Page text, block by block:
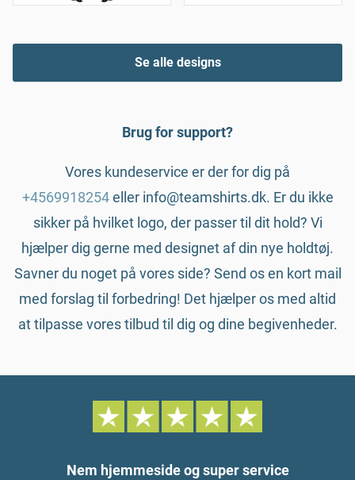
Se alle designs
Brug for support?
Vores kundeservice er der for dig på
+4569918254eller info@teamshirts.dk. Er du ikke
sikker på hvilket logo, der passer til dit hold? Vi
hjælper dig gerne med designet af din nye holdtøj.
Savner du noget på vores side? Send os en kort mail
med forslag til forbedring! Det hjælper os med altid
at tilpasse vores tilbud til dig og dine begivenheder.
Nem hjemmeside og super service